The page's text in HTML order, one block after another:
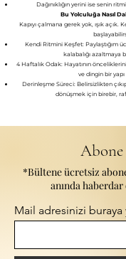
​Dağınıklığın yerini ise senin
Bu Yolculuğa Nasıl
​Kapıyı çalmana gerek yok, ışık açık.
​Kendi Ritmini Keşfet: Paylaştığım
kalabalığı azaltmaya
​4 Haftalık Odak: Hayatının
ve dingin bir yapı
​Derinleşme Süreci: Belirsizlikten
dönüşmek için birebir,
*Bültene ücretsiz
anında
Mail adresinizi buraya